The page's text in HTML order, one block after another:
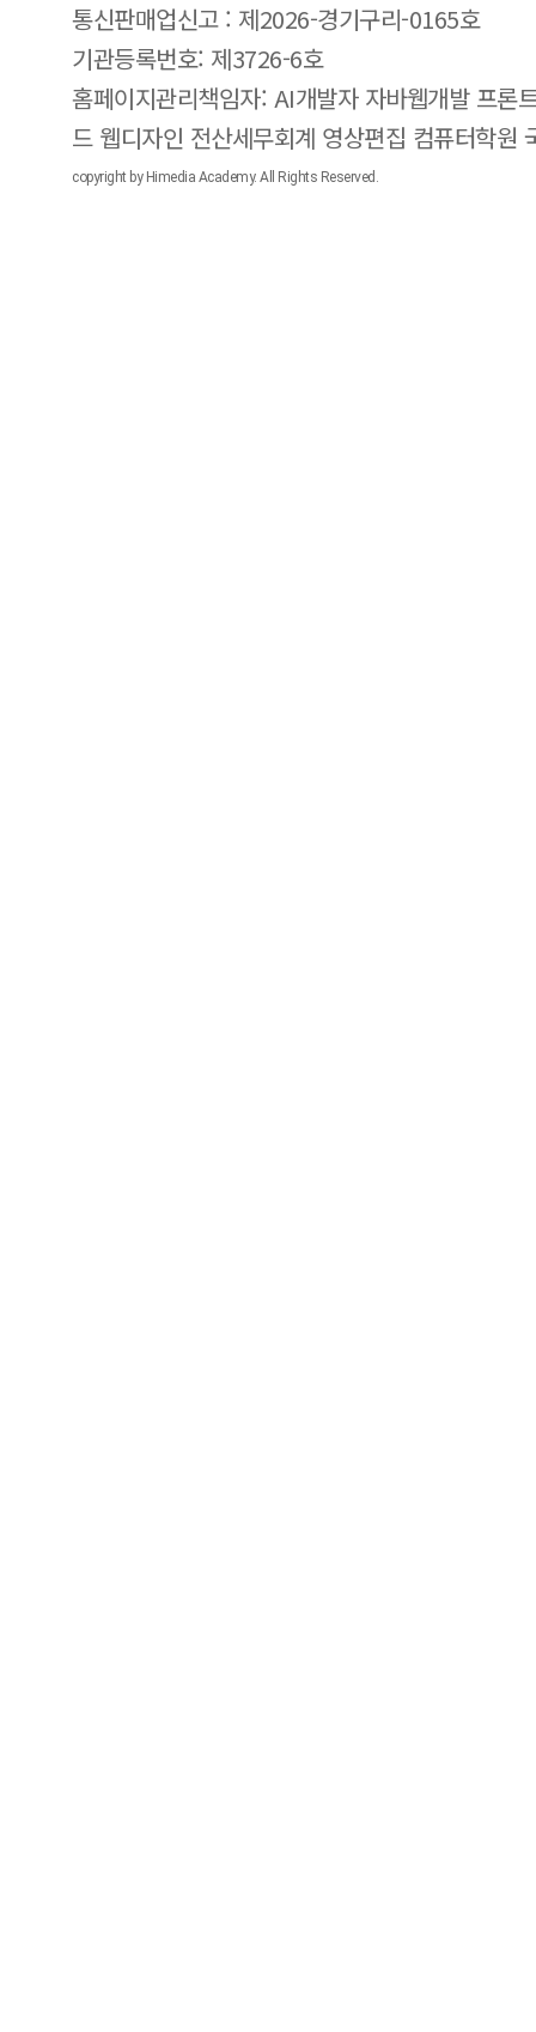
통신판매업신고 : 제2026-경기구리-0165호
기관등록번호: 제3726-6호
홈페이지관리책임자: AI개발자 자바웹개발 프론
드 웹디자인 전산세무회계 영상편집 컴퓨터학원
copyright by Himedia Academy. All Rights Reserved.